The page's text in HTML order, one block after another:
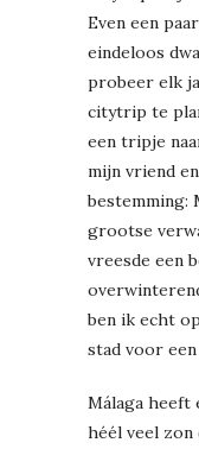
Even een
eindeloos
probeer elk
citytrip te
een tripje
mijn vriend
bestemming:
grootse
vreesde een
ben ik echt
stad voor
Málaga heeft
héél veel zon